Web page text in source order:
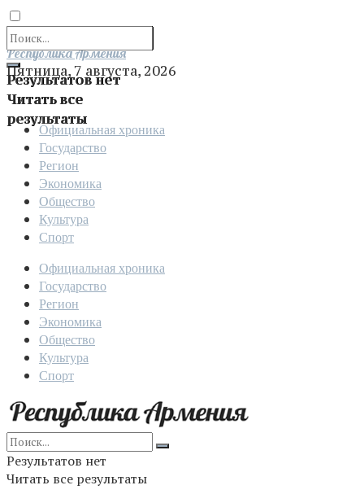
Результатов нет
Читать все
результаты
Отправить
Республика Армения
Пятница, 7 августа, 2026
Официальная хроника
Государство
Регион
Экономика
Общество
Культура
Спорт
Официальная хроника
Государство
Регион
Экономика
Общество
Культура
Спорт
Результатов нет
Читать все результаты